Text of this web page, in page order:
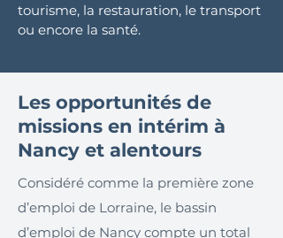
tourisme, la restauration, le transport
ou encore la santé.
Les opportunités de
missions en intérim à
Nancy et alentours
Considéré comme la première zone
d’emploi de Lorraine, le bassin
d’emploi de Nancy compte un total